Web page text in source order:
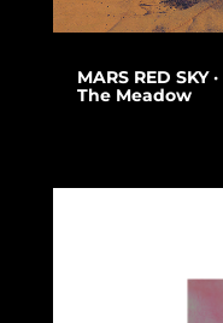
MARS RED SKY
The Meadow